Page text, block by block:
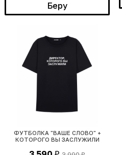
Беру
ФУТБОЛКА "ВАШЕ СЛОВО" +
КОТОРОГО ВЫ ЗАСЛУЖИЛИ